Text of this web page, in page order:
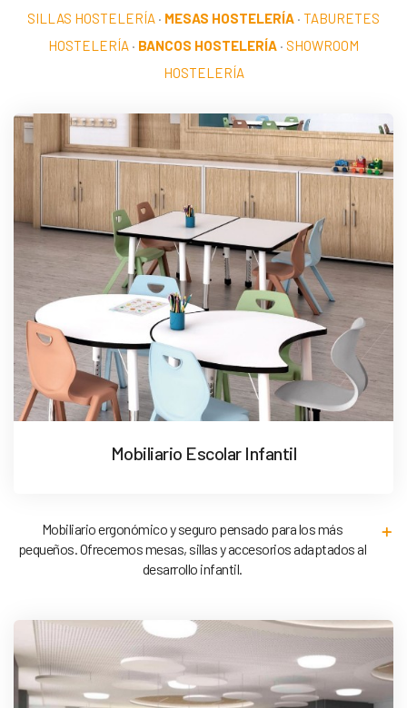
SILLAS HOSTELERÍA · MESAS HOSTELERÍA · TABURETES
HOSTELERÍA · BANCOS HOSTELERÍA · SHOWROOM
HOSTELERÍA
Mobiliario Escolar Infantil
Mobiliario ergonómico y seguro pensado para los más
pequeños. Ofrecemos mesas, sillas y accesorios adaptados al
desarrollo infantil.